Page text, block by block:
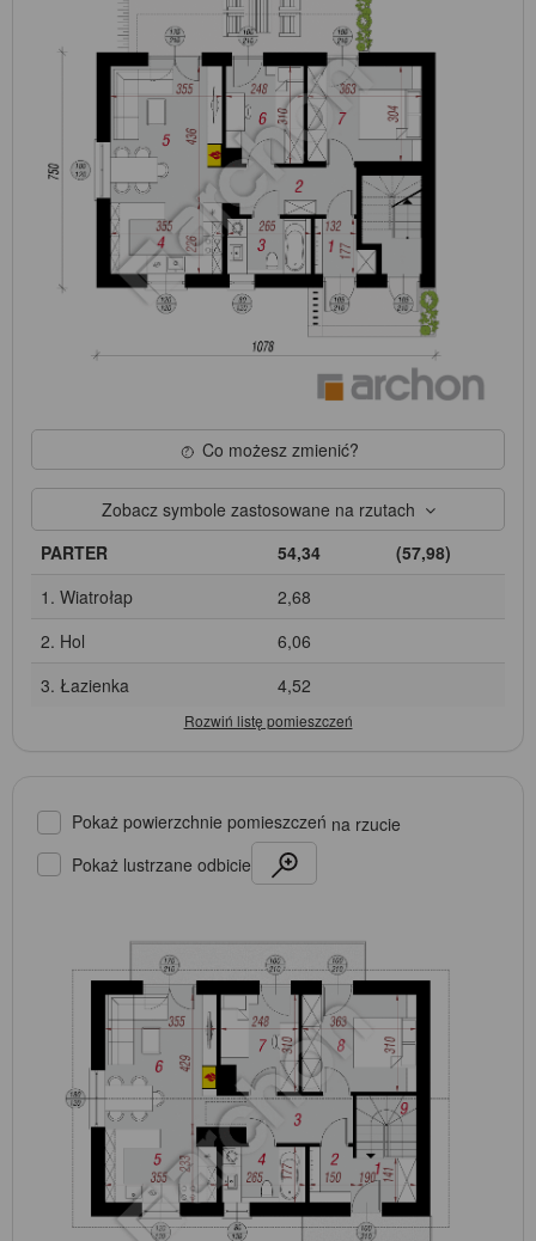
Co możesz zmienić?
Zobacz symbole zastosowane na rzutach
PARTER
54,34
(57,98)
1. Wiatrołap
2,68
2. Hol
6,06
3. Łazienka
4,52
Pokaż powierzchnie pomieszczeń na rzucie
Pokaż lustrzane odbicie